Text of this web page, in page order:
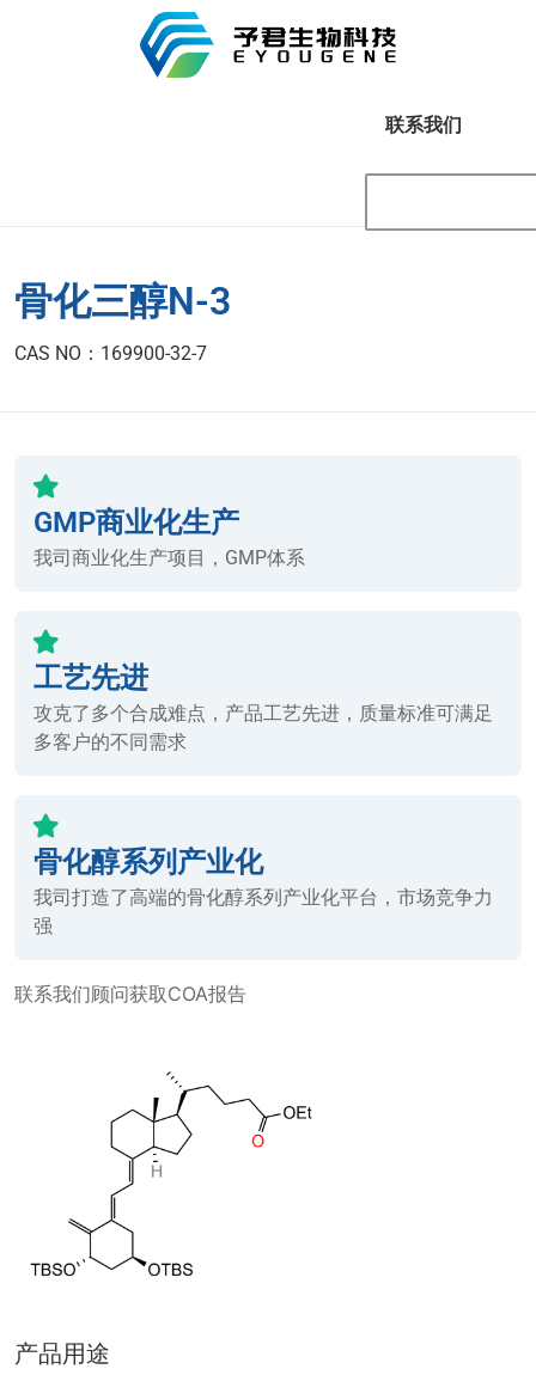
联系我们
骨化三醇N-3
CAS NO：169900-32-7
GMP商业化生产
我司商业化生产项目，GMP体系
工艺先进
攻克了多个合成难点，产品工艺先进，质量标准可满足
多客户的不同需求
骨化醇系列产业化
我司打造了高端的骨化醇系列产业化平台，市场竞争力
强
联系我们顾问获取COA报告
产品用途